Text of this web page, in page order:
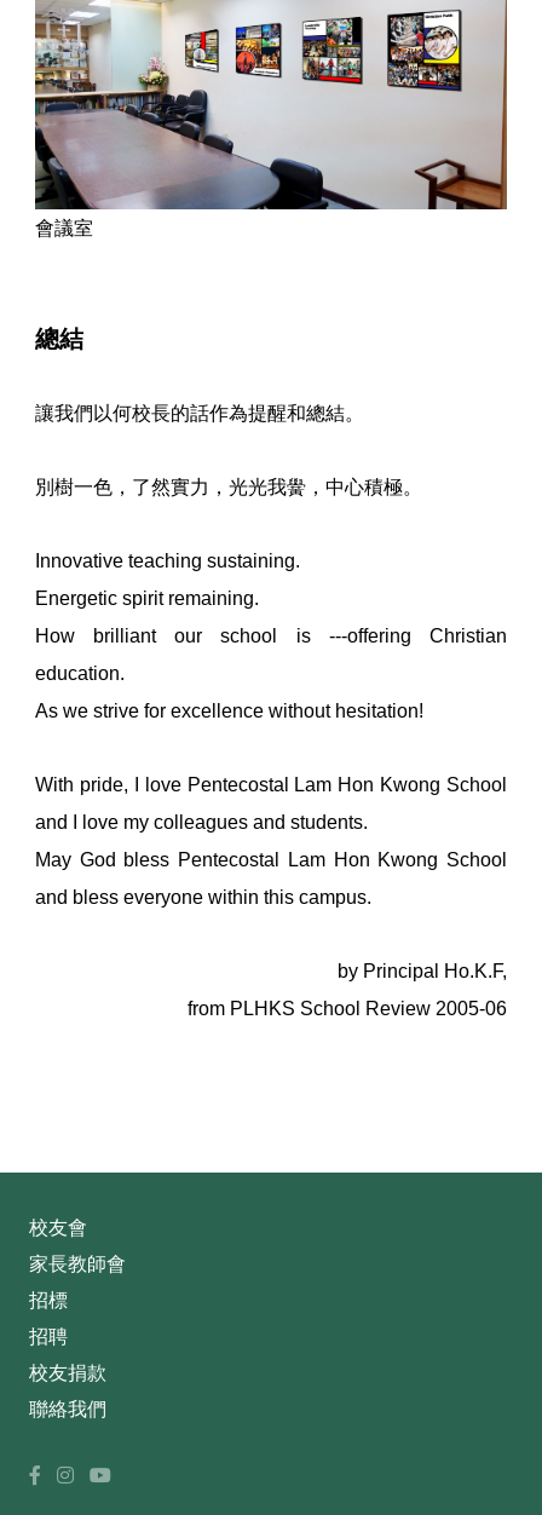
會議室
總結
讓我們以何校長的話作為提醒和總結。
別樹一色，了然實力，光光我黌，中心積極。
Innovative teaching sustaining.
Energetic spirit remaining.
How brilliant our school is ---offering Christian
education.
As we strive for excellence without hesitation!
With pride, I love Pentecostal Lam Hon Kwong School
and I love my colleagues and students.
May God bless Pentecostal Lam Hon Kwong School
and bless everyone within this campus.
by Principal Ho.K.F,
from PLHKS School Review 2005-06
校友會
家長教師會
招標
招聘
校友捐款
聯絡我們